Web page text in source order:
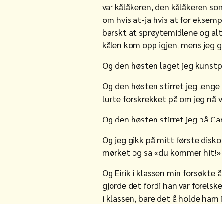
var kålåkeren, den kålåkeren
om hvis at-ja hvis at for
barskt at sprøytemidlene og
kålen kom opp igjen, mens jeg
Og den høsten laget jeg
Og den høsten stirret jeg
lurte forskrekket på om jeg nå
Og den høsten stirret jeg på
Og jeg gikk på mitt første
mørket og sa «du kommer
Og Eirik i klassen min
gjorde det fordi han var
i klassen, bare det å holde